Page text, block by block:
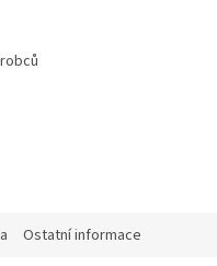
Ostatní informace